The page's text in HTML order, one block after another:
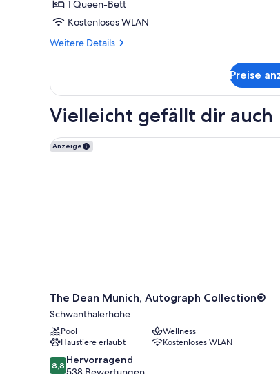
anzeigen
1 Queen-Bett
Kostenloses WLAN
Weitere Details
Weitere
1
Bett
Preise
Vielleicht gefällt dir auch
Anzeige
The Dean Munich, Autograph Collection®
Schwanthalerhöhe
Pool
Wellness
Haustiere erlaubt
Kostenloses WLAN
8.8
von
8,8 Hervorragend
The Dean Munich, Autograph Collection®